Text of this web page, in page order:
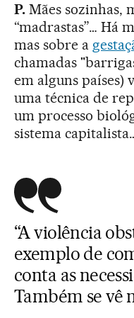
P.Mães sozinhas,
“madrastas”… Há
mas sobre a
chamadas
em alguns países)
uma técnica de
um processo
sistema
“A violência
exemplo de
conta as
Também se vê